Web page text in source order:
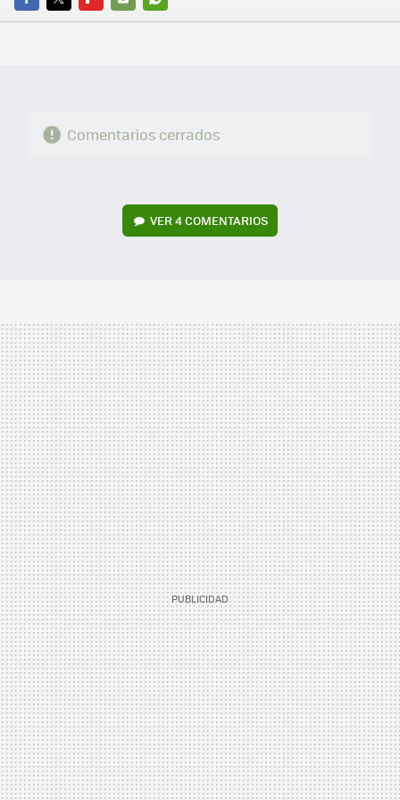
FACEBOOK
TWITTERFLIPBOARD
E-
WHATSAPP
Comentarios cerrados
VER4 COMENTARIOS